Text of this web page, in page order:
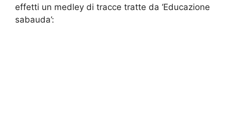
effetti un medley di tracce tratte da ‘Educazione
sabauda’: